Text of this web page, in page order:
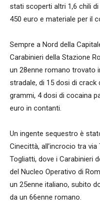
stati scoperti altri 1,6 chili
450 euro e materiale per il
Sempre a Nord della
Carabinieri della Stazione
un 28enne romano trovato
stradale, di 15 dosi di
grammi, 4 dosi di cocaina
euro in contanti.
Un ingente sequestro è
Cinecittà, all’incrocio tra
Togliatti, dove i Carabinieri
del Nucleo Operativo di
un 25enne italiano, subito
da un 66enne romano.